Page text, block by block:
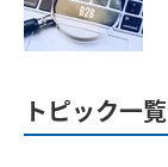
トピック一覧